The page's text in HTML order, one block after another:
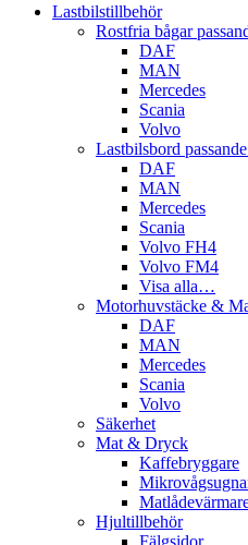
Lastbilstillbehör
Rostfria bågar
DAF
MAN
Mercedes
Scania
Volvo
Lastbilsbord
DAF
MAN
Mercedes
Scania
Volvo FH4
Volvo FM4
Visa alla…
Motorhuvstäcke &
DAF
MAN
Mercedes
Scania
Volvo
Säkerhet
Mat & Dryck
Kaffebryggare
Hjultillbehör
Fälgsidor